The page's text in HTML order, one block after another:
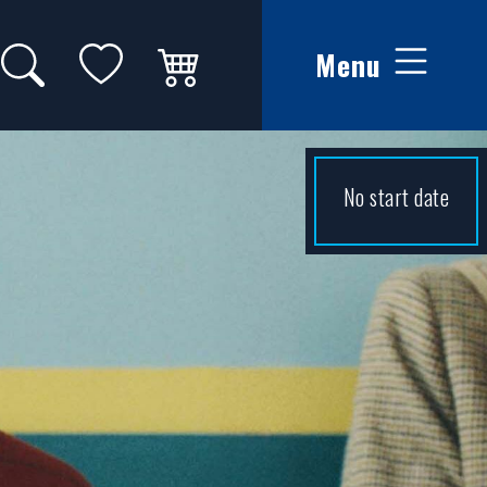
Zoeken op website
Mijn favorieten
Winkelwagen Menu
No start date